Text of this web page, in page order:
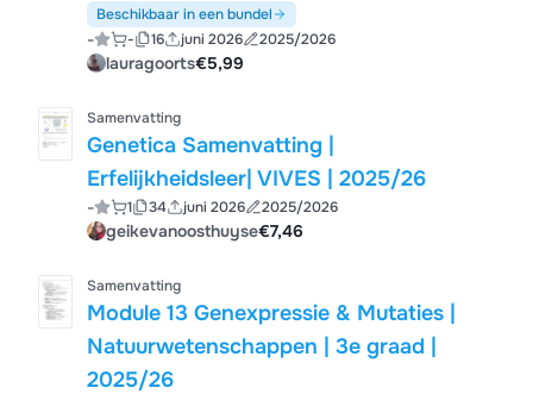
Beschikbaar in een bundel
- - 16 juni 2026 2025/2026
lauragoorts€5,99
Samenvatting
Genetica Samenvatting |
Erfelijkheidsleer| VIVES | 2025/26
- 1 34 juni 2026 2025/2026
geikevanoosthuyse€7,46
Samenvatting
Module 13 Genexpressie & Mutaties |
Natuurwetenschappen | 3e graad |
2025/26